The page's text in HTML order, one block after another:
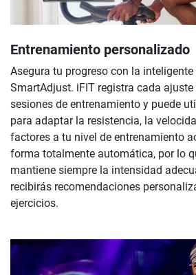
Entrenamiento personalizado
Asegura tu progreso con la
SmartAdjust. iFIT registra cada
sesiones de entrenamiento y puede
para adaptar la resistencia, la
factores a tu nivel de entrenamiento
forma totalmente automática, por lo
mantiene siempre la intensidad
recibirás recomendaciones
ejercicios.